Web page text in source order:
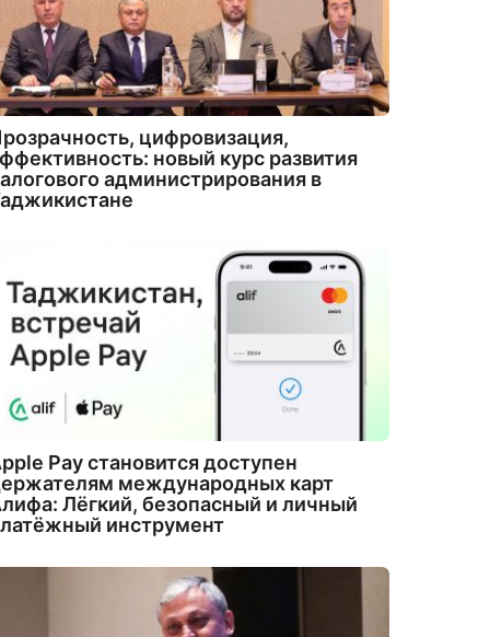
цифровизация,
новый курс развития
администрирования в
Pay становится доступен
международных карт
Лёгкий, безопасный и личный
инструмент